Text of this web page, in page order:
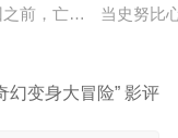
抚养长大的猴子，追
之前，亡魂会来到一
当史努比
幻变身大冒险” 影评